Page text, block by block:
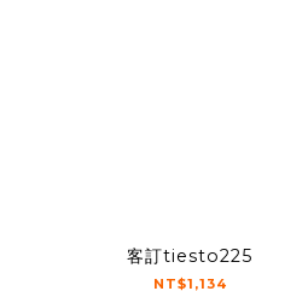
客訂tiesto225
NT$1,134